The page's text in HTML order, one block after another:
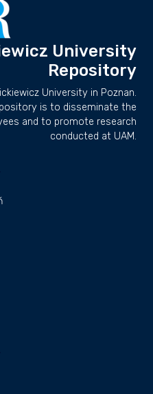
University
Repository
University in Poznan.
is to disseminate the
and to promote research
conducted at UAM.